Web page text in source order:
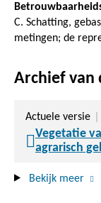
C. Schatting,
metingen; de
Archief van
Actuele versie
Vegetatie
agrarisch
Bekijk meer